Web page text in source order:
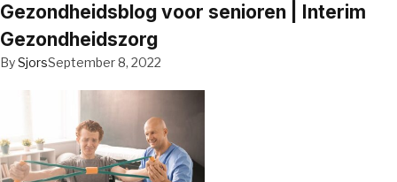
Gezondheidsblog voor senioren | Interim
Gezondheidszorg
BySjorsSeptember 8, 2022